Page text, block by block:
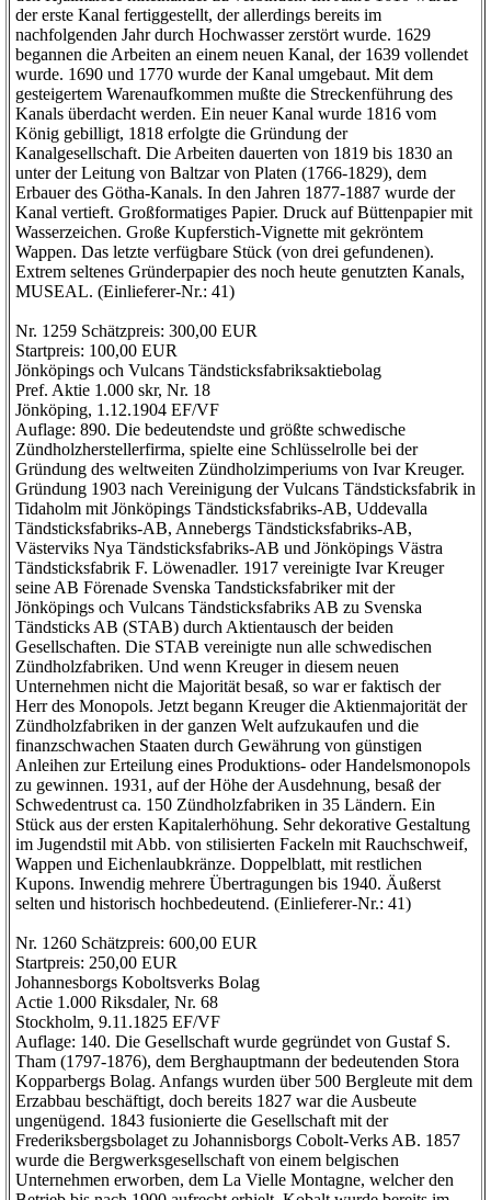
der erste Kanal fertiggestellt, der allerdings bereits im
nachfolgenden Jahr durch Hochwasser zerstört wurde. 1629
begannen die Arbeiten an einem neuen Kanal, der 1639 vollendet
wurde. 1690 und 1770 wurde der Kanal umgebaut. Mit dem
gesteigertem Warenaufkommen mußte die Streckenführung des
Kanals überdacht werden. Ein neuer Kanal wurde 1816 vom
König gebilligt, 1818 erfolgte die Gründung der
Kanalgesellschaft. Die Arbeiten dauerten von 1819 bis 1830 an
unter der Leitung von Baltzar von Platen (1766-1829), dem
Erbauer des Götha-Kanals. In den Jahren 1877-1887 wurde der
Kanal vertieft. Großformatiges Papier. Druck auf Büttenpapier mit
Wasserzeichen. Große Kupferstich-Vignette mit gekröntem
Wappen. Das letzte verfügbare Stück (von drei gefundenen).
Extrem seltenes Gründerpapier des noch heute genutzten Kanals,
MUSEAL. (Einlieferer-Nr.: 41)
Nr. 1259 Schätzpreis: 300,00 EUR
Startpreis: 100,00 EUR
Jönköpings och Vulcans Tändsticksfabriksaktiebolag
Pref. Aktie 1.000 skr, Nr. 18
Jönköping, 1.12.1904 EF/VF
Auflage: 890. Die bedeutendste und größte schwedische
Zündholzherstellerfirma, spielte eine Schlüsselrolle bei der
Gründung des weltweiten Zündholzimperiums von Ivar Kreuger.
Gründung 1903 nach Vereinigung der Vulcans Tändsticksfabrik in
Tidaholm mit Jönköpings Tändsticksfabriks-AB, Uddevalla
Tändsticksfabriks-AB, Annebergs Tändsticksfabriks-AB,
Västerviks Nya Tändsticksfabriks-AB und Jönköpings Västra
Tändsticksfabrik F. Löwenadler. 1917 vereinigte Ivar Kreuger
seine AB Förenade Svenska Tandsticksfabriker mit der
Jönköpings och Vulcans Tändsticksfabriks AB zu Svenska
Tändsticks AB (STAB) durch Aktientausch der beiden
Gesellschaften. Die STAB vereinigte nun alle schwedischen
Zündholzfabriken. Und wenn Kreuger in diesem neuen
Unternehmen nicht die Majorität besaß, so war er faktisch der
Herr des Monopols. Jetzt begann Kreuger die Aktienmajorität der
Zündholzfabriken in der ganzen Welt aufzukaufen und die
finanzschwachen Staaten durch Gewährung von günstigen
Anleihen zur Erteilung eines Produktions- oder Handelsmonopols
zu gewinnen. 1931, auf der Höhe der Ausdehnung, besaß der
Schwedentrust ca. 150 Zündholzfabriken in 35 Ländern. Ein
Stück aus der ersten Kapitalerhöhung. Sehr dekorative Gestaltung
im Jugendstil mit Abb. von stilisierten Fackeln mit Rauchschweif,
Wappen und Eichenlaubkränze. Doppelblatt, mit restlichen
Kupons. Inwendig mehrere Übertragungen bis 1940. Äußerst
selten und historisch hochbedeutend. (Einlieferer-Nr.: 41)
Nr. 1260 Schätzpreis: 600,00 EUR
Startpreis: 250,00 EUR
Johannesborgs Koboltsverks Bolag
Actie 1.000 Riksdaler, Nr. 68
Stockholm, 9.11.1825 EF/VF
Auflage: 140. Die Gesellschaft wurde gegründet von Gustaf S.
Tham (1797-1876), dem Berghauptmann der bedeutenden Stora
Kopparbergs Bolag. Anfangs wurden über 500 Bergleute mit dem
Erzabbau beschäftigt, doch bereits 1827 war die Ausbeute
ungenügend. 1843 fusionierte die Gesellschaft mit der
Frederiksbergsbolaget zu Johannisborgs Cobolt-Verks AB. 1857
wurde die Bergwerksgesellschaft von einem belgischen
Unternehmen erworben, dem La Vielle Montagne, welcher den